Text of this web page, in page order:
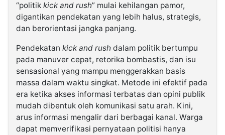
“politik kick and rush” mulai kehilangan pamor,
digantikan pendekatan yang lebih halus, strategis,
dan berorientasi jangka panjang.
Pendekatan kick and rush dalam politik bertumpu
pada manuver cepat, retorika bombastis, dan isu
sensasional yang mampu menggerakkan basis
massa dalam waktu singkat. Metode ini efektif pada
era ketika akses informasi terbatas dan opini publik
mudah dibentuk oleh komunikasi satu arah. Kini,
arus informasi mengalir dari berbagai kanal. Warga
dapat memverifikasi pernyataan politisi hanya